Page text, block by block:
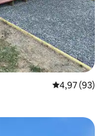
Évaluation
4,97 (93)